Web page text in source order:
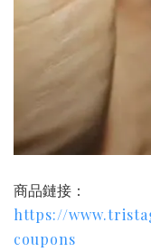
商品鏈接：
https://
coupons